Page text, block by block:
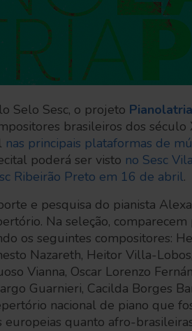
Selo Sesc, o projeto Pianolatria
brasileiros dos
nas principais plataformas de
poderá ser visto no Sesc
Ribeirão Preto em 16 de abril.
e pesquisa do pianista
Na seleção,
os seguintes compositores:
Nazareth, Heitor Villa-
Vianna, Oscar Lorenzo
Guarnieri, Cacilda Borges
nacional de piano que
europeias quanto afro-